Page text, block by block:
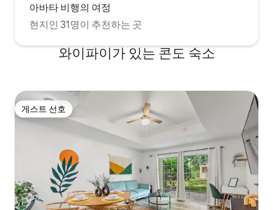
아바타 비행의 여정
현지인 31명이 추천하는 곳
와이파이가 있는 콘도 숙소
게스트 선호
게스트 선호